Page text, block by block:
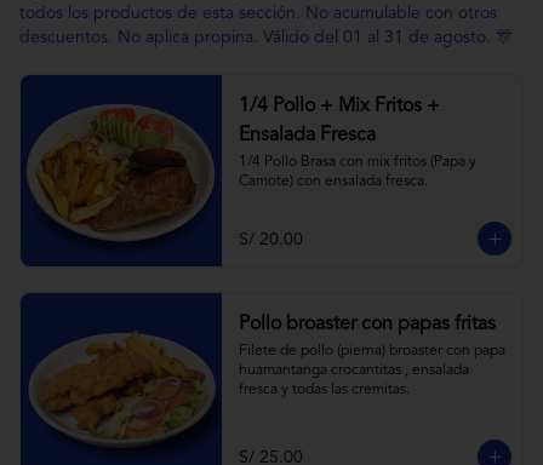
todos los productos de esta sección. No acumulable con otros
descuentos. No aplica propina. Válido del 01 al 31 de agosto. 🎊
1/4 Pollo + Mix Fritos +
Ensalada Fresca
1/4 Pollo Brasa con mix fritos (Papa y
Camote) con ensalada fresca.
S/ 20.00
Pollo broaster con papas fritas
Filete de pollo (pierna) broaster con papa
huamantanga crocantitas , ensalada
fresca y todas las cremitas.
S/ 25.00